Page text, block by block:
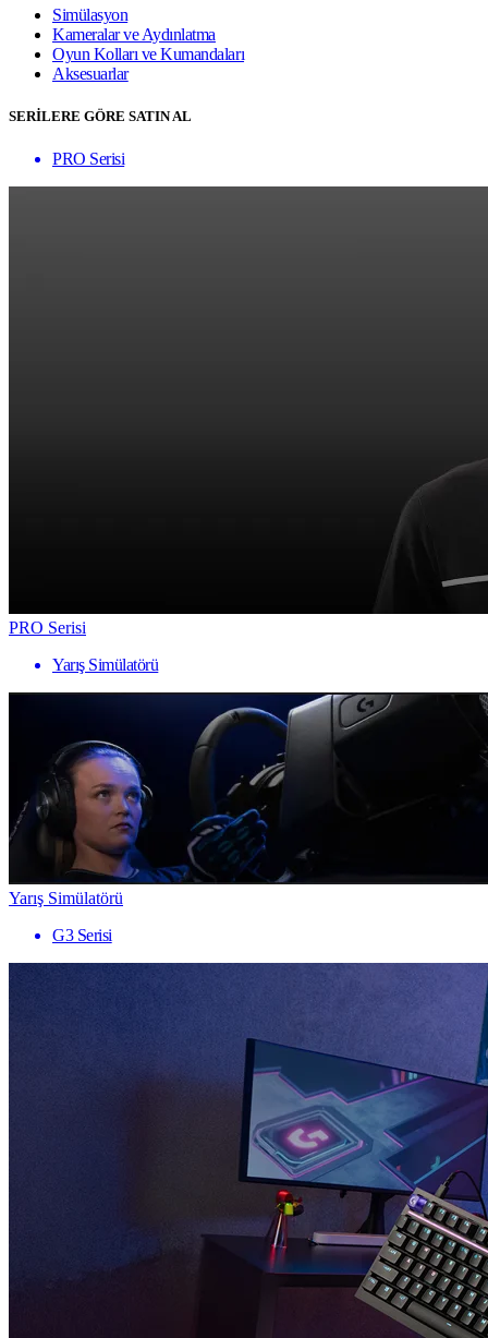
Simülasyon
Kameralar ve Aydınlatma
Oyun Kolları ve Kumandaları
Aksesuarlar
SERİLERE GÖRE SATIN AL
PRO Serisi
PRO Serisi
Yarış Simülatörü
Yarış Simülatörü
G3 Serisi